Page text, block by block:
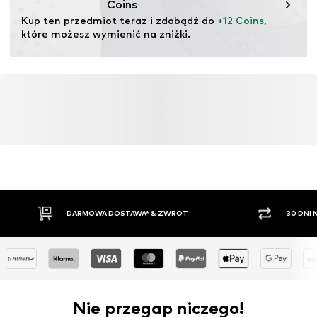
Coins
Kup ten przedmiot teraz i zdobądź do +12 Coins,
które możesz wymienić na zniżki.
DARMOWA DOSTAWA* & ZWROT 30 DNI
Nie przegap niczego!